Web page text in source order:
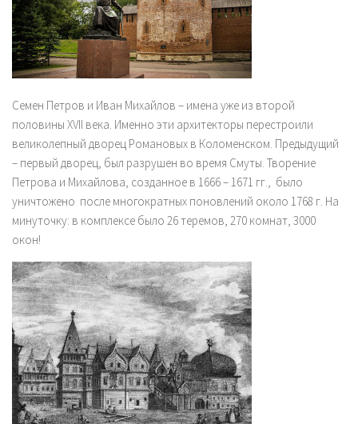
Семен Петров и Иван Михайлов – имена уже из второй
половины XVII века. Именно эти архитекторы перестроили
великолепный дворец Романовых в Коломенском. Предыдущий
– первый дворец, был разрушен во время Смуты. Творение
Петрова и Михайлова, созданное в 1666 – 1671 гг., было
уничтожено после многократных поновлений около 1768 г. На
минуточку: в комплексе было 26 теремов, 270 комнат, 3000
окон!